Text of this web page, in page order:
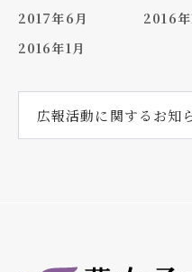
2017年6月
2016年
2016年1月
広報活動に関する お知